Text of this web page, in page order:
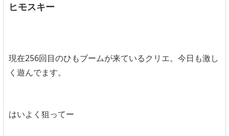
ヒモスキー
現在256回目のひもブームが来ているクリエ。今日も激し
く遊んでます。
はいよく狙ってー